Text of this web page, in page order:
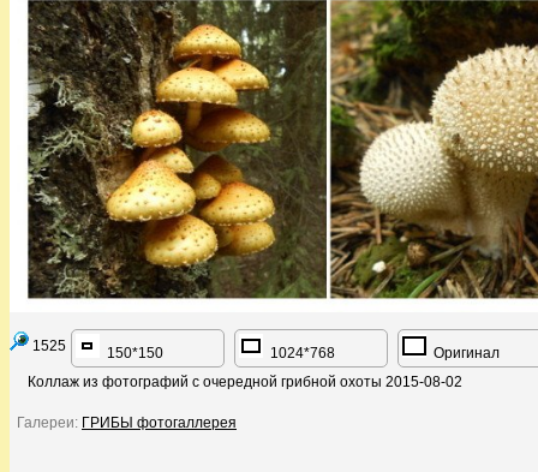
1525 150*150 1024*768
Оригинал
Коллаж из фотографий с очередной грибной охоты 2015-08-02
Галереи: ГРИБЫ фотогаллерея